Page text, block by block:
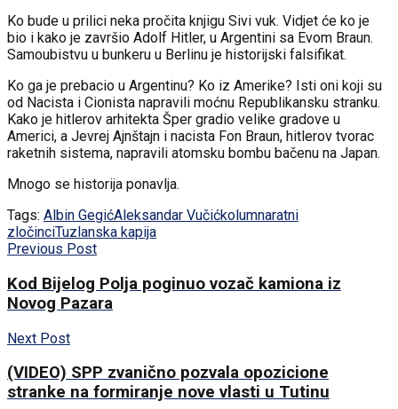
Ko bude u prilici neka pročita knjigu Sivi vuk. Vidjet će ko je
bio i kako je završio Adolf Hitler, u Argentini sa Evom Braun.
Samoubistvu u bunkeru u Berlinu je historijski falsifikat.
Ko ga je prebacio u Argentinu? Ko iz Amerike? Isti oni koji su
od Nacista i Cionista napravili moćnu Republikansku stranku.
Kako je hitlerov arhitekta Šper gradio velike gradove u
Americi, a Jevrej Ajnštajn i nacista Fon Braun, hitlerov tvorac
raketnih sistema, napravili atomsku bombu bačenu na Japan.
Mnogo se historija ponavlja.
Tags: Albin GegićAleksandar Vučićkolumnaratni
zločinciTuzlanska kapija
Previous Post
Kod Bijelog Polja poginuo vozač kamiona iz
Novog Pazara
Next Post
(VIDEO) SPP zvanično pozvala opozicione
stranke na formiranje nove vlasti u Tutinu